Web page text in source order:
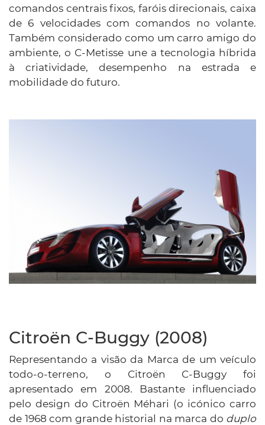
comandos centrais fixos, faróis direcionais, caixa
de 6 velocidades com comandos no volante.
Também considerado como um carro amigo do
ambiente, o C-Metisse une a tecnologia híbrida
à criatividade, desempenho na estrada e
mobilidade do futuro.
Citroën C-Buggy (2008)
Representando a visão da Marca de um veículo
todo-o-terreno, o Citroën C-Buggy foi
apresentado em 2008. Bastante influenciado
pelo design do Citroën Méhari (o icónico carro
de 1968 com grande historial na marca do duplo